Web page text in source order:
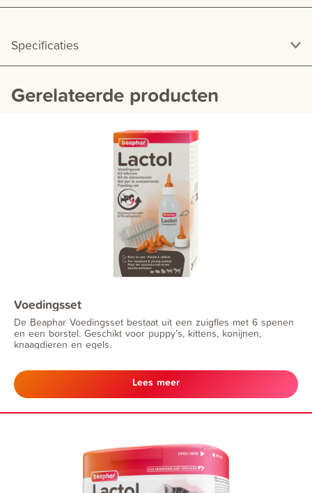
Specificaties
Gerelateerde producten
Voedingsset
De Beaphar Voedingsset bestaat uit een zuigfles met 6 spenen
en een borstel. Geschikt voor puppy’s, kittens, konijnen,
knaagdieren en egels.
Lees meer